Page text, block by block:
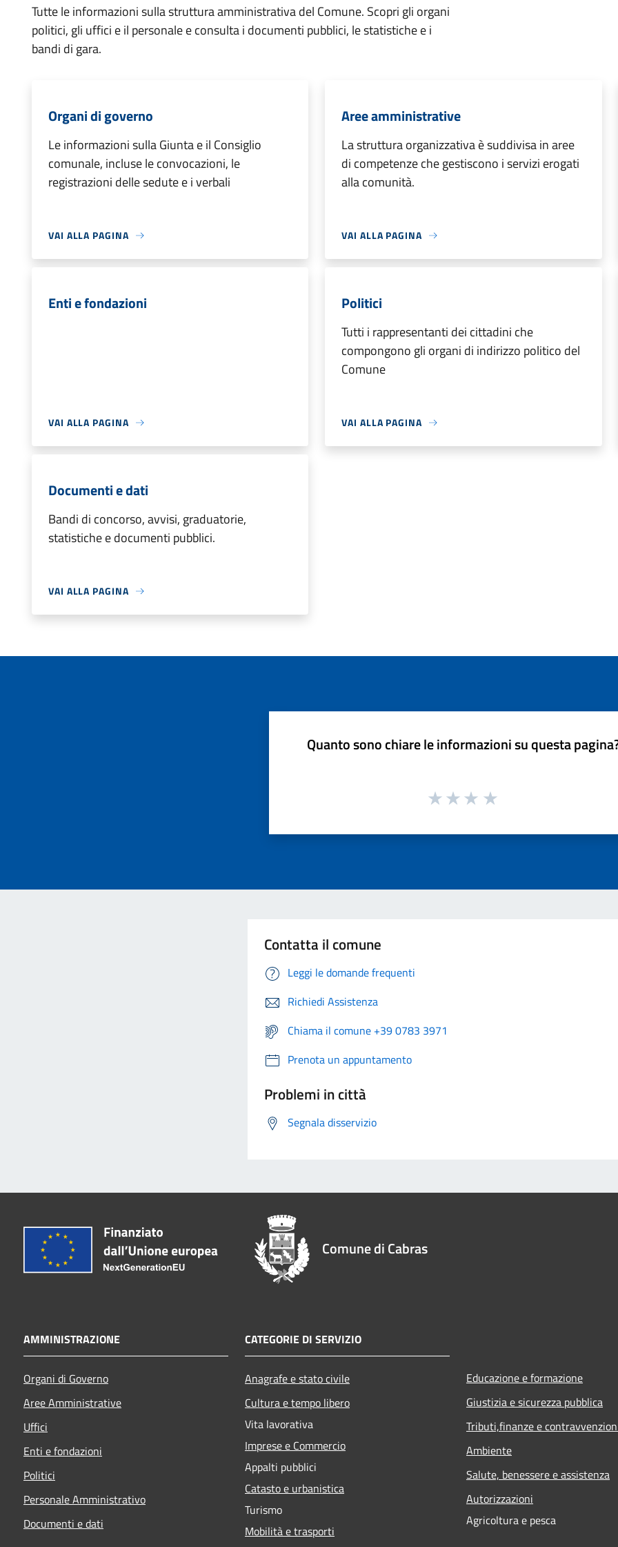
Tutte le informazioni sulla struttura amministrativa del Comune. Scopri gli organi
politici, gli uffici e il personale e consulta i documenti pubblici, le statistiche e i
bandi di gara.
Organi di governo
Le informazioni sulla Giunta e il Consiglio
comunale, incluse le convocazioni, le
registrazioni delle sedute e i verbali
VAI ALLA PAGINA
Aree amministrative
La struttura organizzativa è suddivisa in aree
di competenze che gestiscono i servizi erogati
alla comunità.
VAI ALLA PAGINA
Enti e fondazioni
VAI ALLA PAGINA
Politici
Tutti i rappresentanti dei cittadini che
compongono gli organi di indirizzo politico del
Comune
VAI ALLA PAGINA
Documenti e dati
Bandi di concorso, avvisi, graduatorie,
statistiche e documenti pubblici.
VAI ALLA PAGINA
Quanto sono chiare le informazioni su questa
Contatta il comune
Leggi le domande frequenti
Richiedi Assistenza
Chiama il comune +39 0783 3971
Prenota un appuntamento
Problemi in città
Segnala disservizio
Comune di Cabras
AMMINISTRAZIONE
Organi di Governo
Aree Amministrative
Uffici
Enti e fondazioni
Politici
Personale Amministrativo
Documenti e dati
CATEGORIE DI SERVIZIO
Anagrafe e stato civile
Cultura e tempo libero
Vita lavorativa
Imprese e Commercio
Appalti pubblici
Catasto e urbanistica
Turismo
Mobilità e trasporti
Educazione e formazione
Giustizia e sicurezza pubblica
Tributi,finanze e
Ambiente
Salute, benessere e assistenza
Autorizzazioni
Agricoltura e pesca